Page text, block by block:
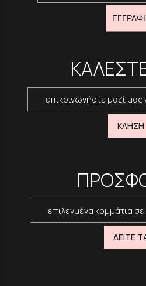
επικοινωνήστε μαζί μας
ΚΛΗΣΗ
επιλεγμένα κομμάτια
ΔΕΙΤΕ